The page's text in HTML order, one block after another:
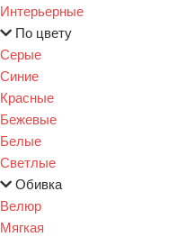
Интерьерные
По цвету
Серые
Синие
Красные
Бежевые
Белые
Светлые
Обивка
Велюр
Мягкая